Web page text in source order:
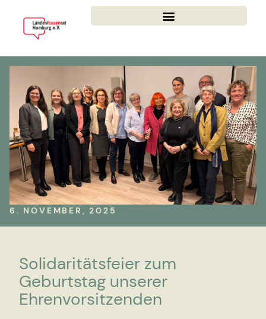
6. NOVEMBER, 2025
Solidaritätsfeier zum
Geburtstag unserer
Ehrenvorsitzenden